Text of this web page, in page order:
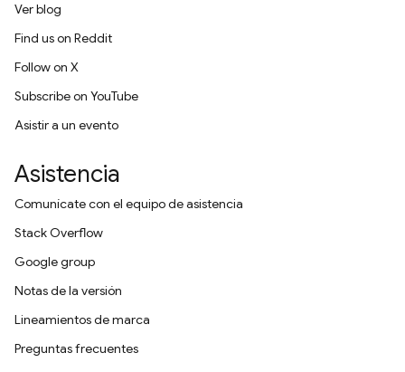
Ver blog
Find us on Reddit
Follow on X
Subscribe on YouTube
Asistir a un evento
Asistencia
Comunícate con el equipo de asistencia
Stack Overflow
Google group
Notas de la versión
Lineamientos de marca
Preguntas frecuentes